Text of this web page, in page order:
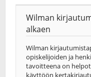
Wilman
alkaen
Wilman
opiskelijoiden ja
tavoitteena on
käyttöön